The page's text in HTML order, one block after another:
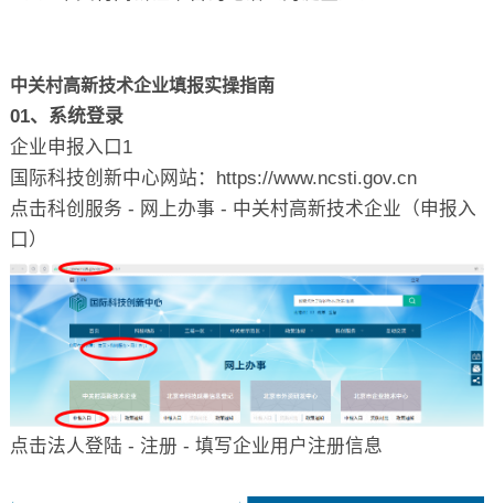
中关村高新技术企业填报实操指南
01、系统登录
企业申报入口1
国际科技创新中心网站：https://www.ncsti.gov.cn
点击科创服务 - 网上办事 - 中关村高新技术企业（申报入
口）
点击法人登陆 - 注册 - 填写企业用户注册信息